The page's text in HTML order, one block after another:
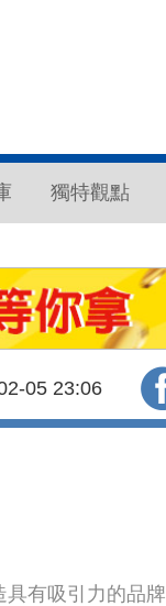
獨特觀點
05 23:06
具有吸引力的品牌